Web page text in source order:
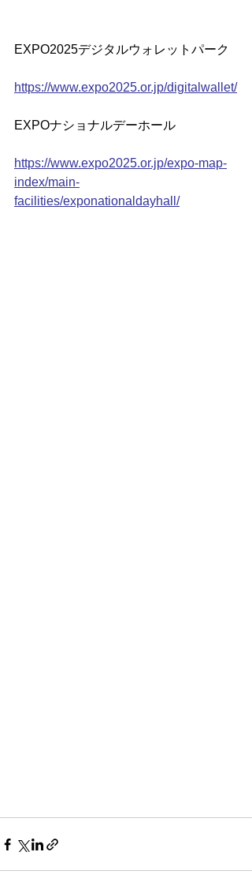
EXPO2025デジタルウォレットパーク
https://www.expo2025.or.jp/digitalwallet/
EXPOナショナルデーホール
https://www.expo2025.or.jp/expo-map-
index/main-
facilities/exponationaldayhall/